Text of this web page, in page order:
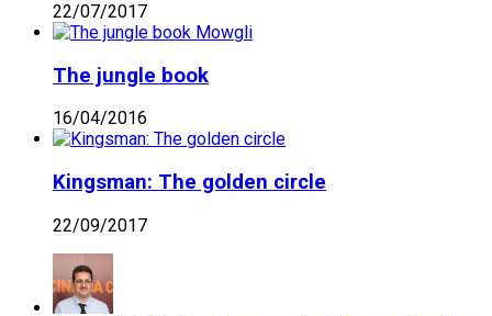
22/07/2017
The jungle book
16/04/2016
Kingsman: The golden circle
22/09/2017